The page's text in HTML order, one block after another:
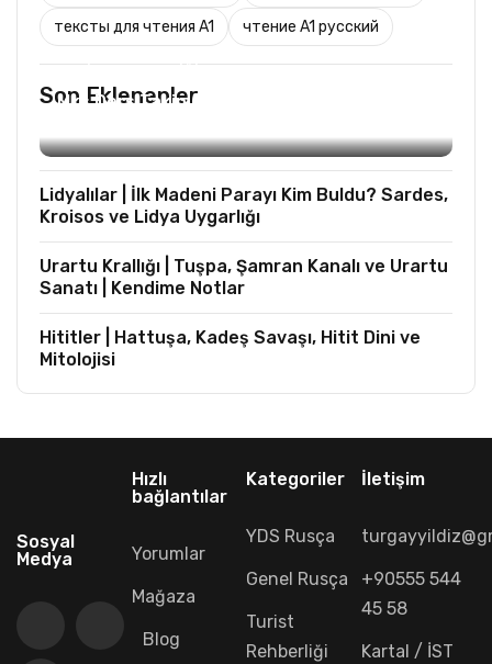
тексты для чтения A1 чтение A1 русский
Son Eklenenler
Mks Ders Takip (Turizm ve Mesleki Dersler
Lidyalılar | İlk Madeni Parayı Kim Buldu? Sardes,
Kroisos ve Lidya Uygarlığı
Urartu Krallığı | Tuşpa, Şamran Kanalı ve Urartu
Sanatı | Kendime Notlar
Hititler | Hattuşa, Kadeş Savaşı, Hitit Dini ve
Mitolojisi
Sosyal
Medya
Hızlı
bağlantılar
Yorumlar
Mağaza
Blog
Kategoriler
YDS Rusça
Genel Rusça
Turist
Rehberliği
İletişim
+90555 544
45 58
Kartal / İST